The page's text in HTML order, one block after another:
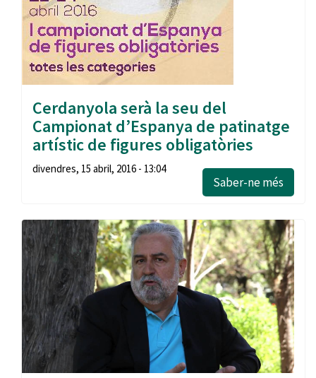
Cerdanyola serà la seu del
Campionat d’Espanya de patinatge
artístic de figures obligatòries
divendres, 15 abril, 2016 - 13:04
Saber-ne més